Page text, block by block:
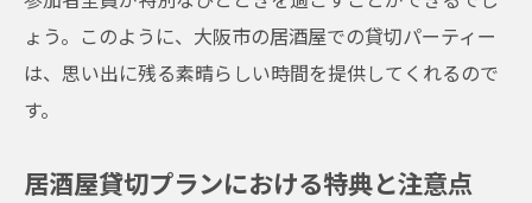
予算を気にせず楽しむ居酒屋の活用法
大阪市で団体向け居酒屋貸切プランを賢く選ぶ
団体利用に最適な居酒屋の選び方ガイド
ょう。このように、大阪市の居酒屋での貸切パーティー
は、思い出に残る素晴らしい時間を提供してくれるので
す。
居酒屋貸切プランにおける特典と注意点